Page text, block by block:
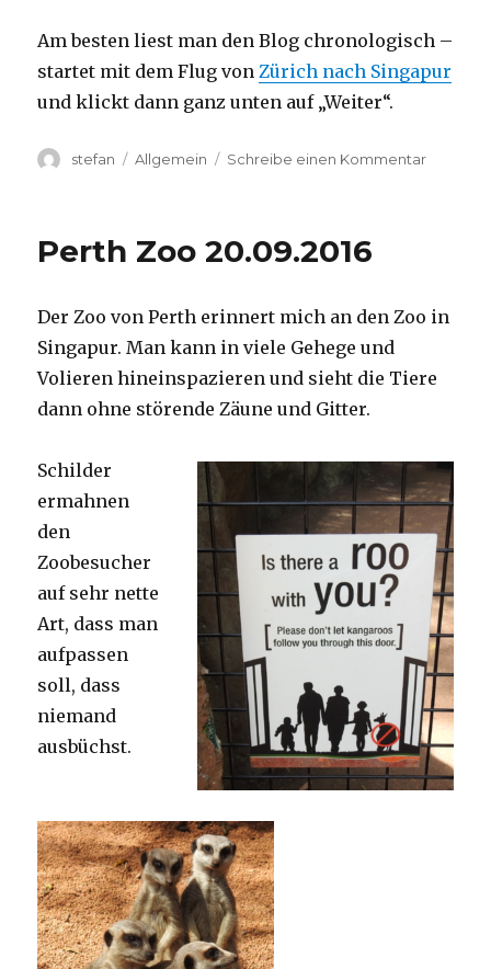
Am besten liest man den Blog chronologisch –
startet mit dem Flug vonZürich nach Singapur
und klickt dann ganz unten auf „Weiter“.
Autor
stefan Kategorien
Allgemein Schreibe einen Kommentarzu
Perth
Perth Zoo 20.09.2016
Der Zoo von Perth erinnert mich an den Zoo in
Singapur. Man kann in viele Gehege und
Volieren hineinspazieren und sieht die Tiere
dann ohne störende Zäune und Gitter.
Schilder
ermahnen
den
Zoobesucher
auf sehr nette
Art, dass man
aufpassen
soll, dass
niemand
ausbüchst.